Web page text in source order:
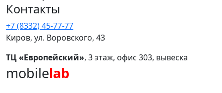
Контакты
+7 (8332) 45-77-77
Киров, ул. Воровского, 43
ТЦ «Европейский», 3 этаж, офис 303, вывеска
mobilelab